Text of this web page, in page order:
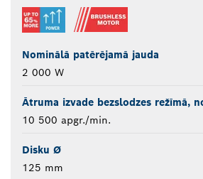
Nominālā patērējamā jauda
2 000 W
Ātruma izvade bezslodzes režīmā,
10 500 apgr./min.
Disku Ø
125 mm